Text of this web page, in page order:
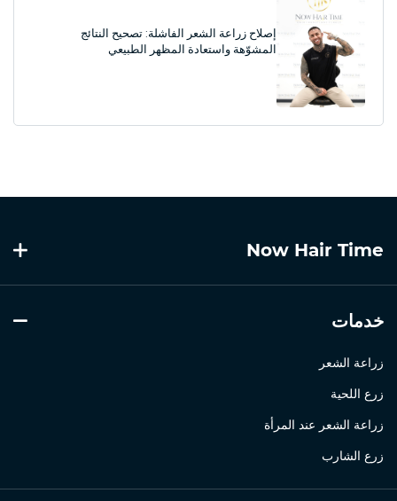
إصلاح زراعة الشعر الفاشلة: تصحيح النتائج
المشوّهة واستعادة المظهر الطبيعي
Now Hair Time
خدمات
زراعة الشعر
زرع اللحية
زراعة الشعر عند المرأة
زرع الشارب